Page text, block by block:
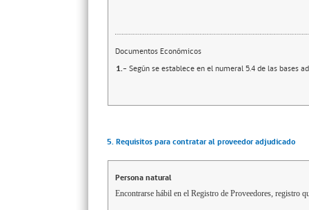
Documentos Económicos
1.- Según se establece en el numeral 5.4 de las bases
5. Requisitos para contratar al proveedor adjudicado
Persona natural
Encontrarse hábil en el Registro de Proveedores, registro